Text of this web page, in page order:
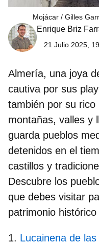
Mojácar / Gilles
Enrique Briz
21 Julio 2025,
Almería, una joya
cautiva por sus
también por su
montañas, valles y
guarda pueblos
detenidos en el
castillos y
Descubre los
que debes visitar
patrimonio
Lucainena de las